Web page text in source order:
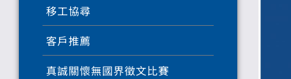
移工協尋
客戶推薦
真誠關懷無國界徵文比賽